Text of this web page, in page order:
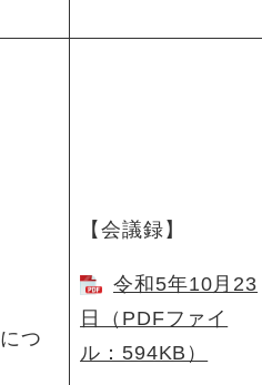
つ
【会議録】
令和5年10月23
日（PDFファイ
ル：594KB）